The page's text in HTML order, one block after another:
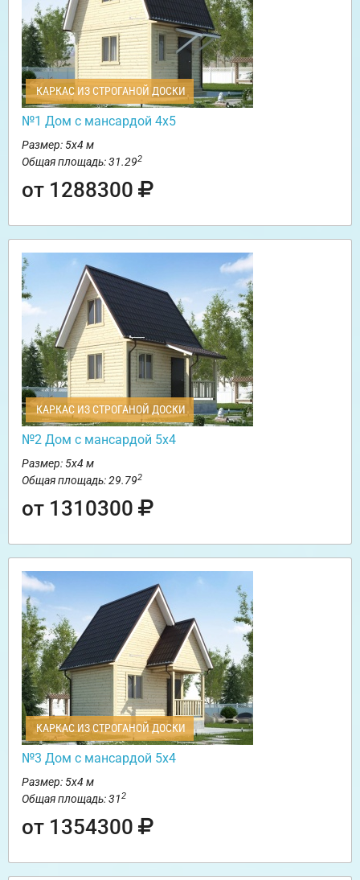
КАРКАС ИЗ СТРОГАНОЙ ДОСКИ
№1 Дом с мансардой 4х5
Размер: 5х4 м
Общая площадь: 31.292
от 1288300
КАРКАС ИЗ СТРОГАНОЙ ДОСКИ
№2 Дом с мансардой 5х4
Размер: 5х4 м
Общая площадь: 29.792
от 1310300
КАРКАС ИЗ СТРОГАНОЙ ДОСКИ
№3 Дом с мансардой 5х4
Размер: 5х4 м
Общая площадь: 312
от 1354300